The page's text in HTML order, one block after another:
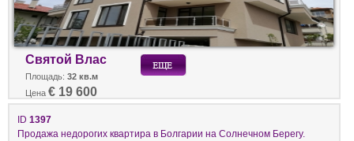
Святой Влас
Площадь: 32 кв.м
Цена € 19 600
ID 1397
Продажа недорогих квартира в Болгарии на Солнечном Берегу.